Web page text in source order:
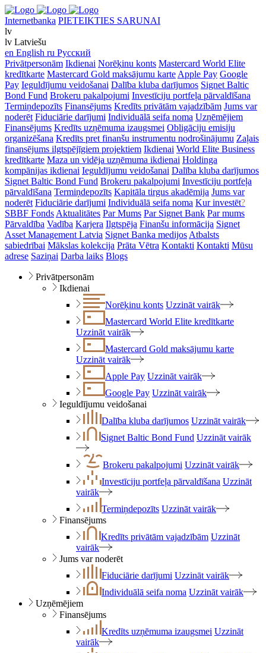
Internetbanka PIETEIKTIES SARUNAI
lv
lv Latviešu
en English ru Русский
Privātpersonām Ikdienai Norēķinu konts Mastercard World Elite
kredītkarte Mastercard Gold maksājumu karte Apple Pay Google
Pay Ieguldījumu veidošanai Dalība kluba darījumos Signet Baltic
Bond Fund Brokeru pakalpojumi Investīciju portfeļa pārvaldīšana
Termiņdepozīts Finansējums Kredīts privātām vajadzībām Jums var
noderēt Fiduciārie darījumi Individuālā seifa noma Uzņēmējiem
Finansējums Kredīts uzņēmuma izaugsmei Obligāciju emisiju
organizēšana Kredīts pret finanšu instrumentu nodrošinājumu Zaļais
finansējums ilgtspējīgiem projektiem Ikdienai World Elite Business
kredītkarte Maza un vidēja uzņēmuma ikdienai Holdinga
kompānijas ikdienai Ieguldījumu veidošanai Dalība kluba darījumos
Signet Baltic Bond Fund Brokeru pakalpojumi Investīciju portfeļa
pārvaldīšana Termiņdepozīts Kapitāla tirgus akadēmija Jums var
noderēt Fiduciārie darījumi Individuālā seifa noma Kur investēt?
SBBF Fonds Aktualitātes Par Mums Par Signet Bank Par mums
Pārvaldība Vadība Karjera Ilgtspēja Finanšu informācija Signet
Asset Management Latvia Signet Banka medijos Atbalsts
sabiedrībai Mākslas kolekcija Prāta Vētra Kontakti Kontakti Mūsu
adrese Saziņai Darba laiks Blogs
Privātpersonām
Ikdienai
Norēķinu konts Uzzināt vairāk
Mastercard World Elite kredītkarte
Uzzināt vairāk
Mastercard Gold maksājumu karte
Uzzināt vairāk
Apple Pay Uzzināt vairāk
Google Pay Uzzināt vairāk
Ieguldījumu veidošanai
Dalība kluba darījumos Uzzināt vairāk
Signet Baltic Bond Fund Uzzināt vairāk
Brokeru pakalpojumi Uzzināt vairāk
Investīciju portfeļa pārvaldīšana Uzzināt
vairāk
Termiņdepozīts Uzzināt vairāk
Finansējums
Kredīts privātām vajadzībām Uzzināt
vairāk
Jums var noderēt
Fiduciārie darījumi Uzzināt vairāk
Individuālā seifa noma Uzzināt vairāk
Uzņēmējiem
Finansējums
Kredīts uzņēmuma izaugsmei Uzzināt
vairāk